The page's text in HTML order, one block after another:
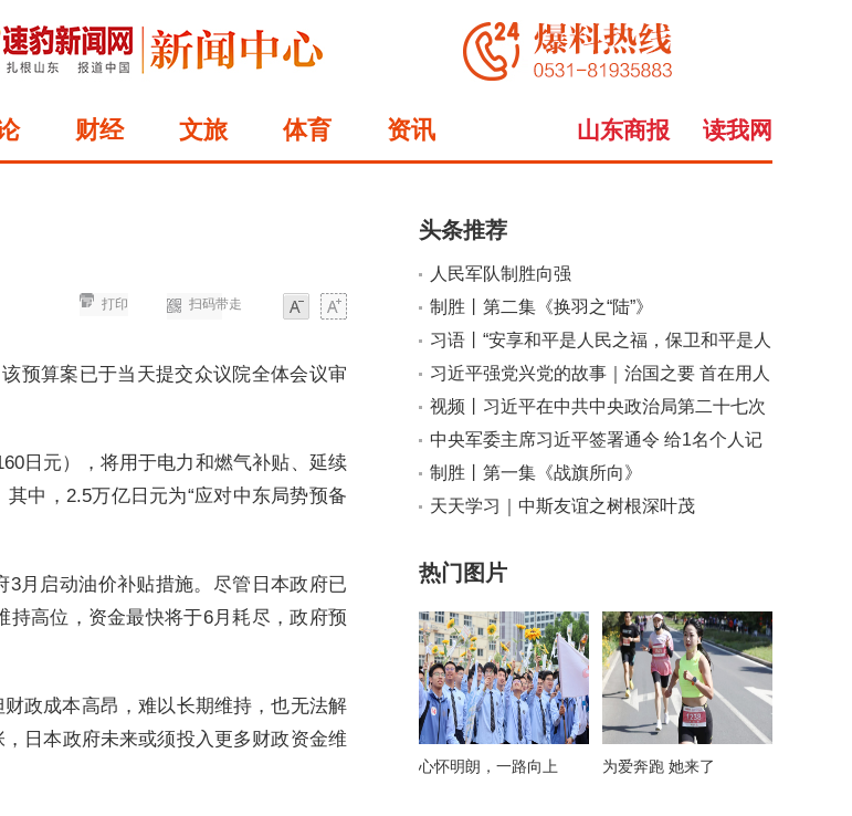
财经 文旅 体育 资讯 读我网
山东商报
大
扫码带走
打印
预算案已于当天提交众议院全体会议审
日元），将用于电力和燃气补贴、延续
中，2.5万亿日元为“应对中东局势预备
月启动油价补贴措施。尽管日本政府已
持高位，资金最快将于6月耗尽，政府预
政成本高昂，难以长期维持，也无法解
日本政府未来或须投入更多财政资金维
头条推荐
人民军队制胜向强
制胜丨第二集《换羽之“陆”》
习语丨“安享和平是人民之福，保卫和平是人
民军队之责”
习近平强党兴党的故事｜治国之要 首在用人
视频丨习近平在中共中央政治局第二十七次
集体学习时强调 强化政治引领 深化创新发
展 高质量推进国防和军队现代化
中央军委主席习近平签署通令 给1名个人记
功
制胜丨第一集《战旗所向》
天天学习｜中斯友谊之树根深叶茂
热门图片
心怀明朗，一路向上 为爱奔跑 她来了